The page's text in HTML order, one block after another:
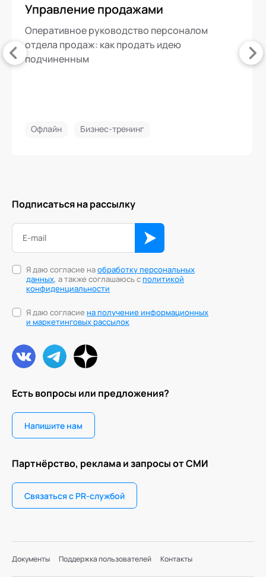
Управление продажами
Оперативное руководство персоналом
отдела продаж: как продать идею
подчиненным
Офлайн Бизнес-тренинг
Есть вопросы или предложения?
Напишите нам
Партнёрство, реклама и запросы от СМИ
Связаться с PR-службой
Подписаться на рассылку
Я даю согласие наобработку персональных
данных, а также соглашаюсь сполитикой
конфиденциальности
Я даю согласие на получение информационных
и маркетинговых рассылок
Документы Поддержка пользователей Контакты